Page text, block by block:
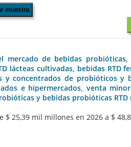
muestra
mercado de bebidas
lácteas cultivadas, bebidas RTD
y concentrados de probióticos y
e hipermercados, venta
y bebidas probióticas
25,39 mil millones en 2026 a $